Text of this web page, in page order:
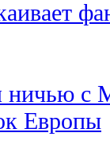
ничью с
Европы